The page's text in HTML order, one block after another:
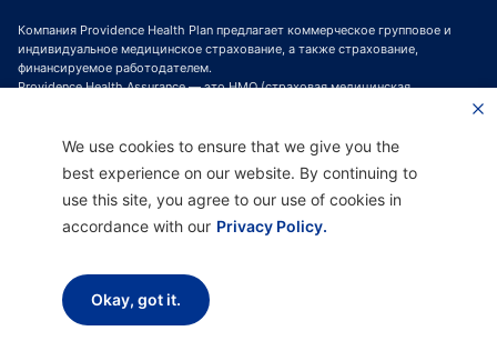
Компания Providence Health Plan предлагает коммерческое групповое и
индивидуальное медицинское страхование, а также страхование,
финансируемое работодателем.
Providence Health Assurance — это HMO (страховая медицинская
Medicare и Oregon Health Plan. Зачисление в программу медицинского
использования и политика конфиденциальности
Авторское право © 2026 Providence Health Plan, Providence Plan Partners и
We use cookies to ensure that we give you the
best experience on our website. By continuing to
use this site, you agree to our use of cookies in
accordance with our Privacy Policy.
Okay, got it.